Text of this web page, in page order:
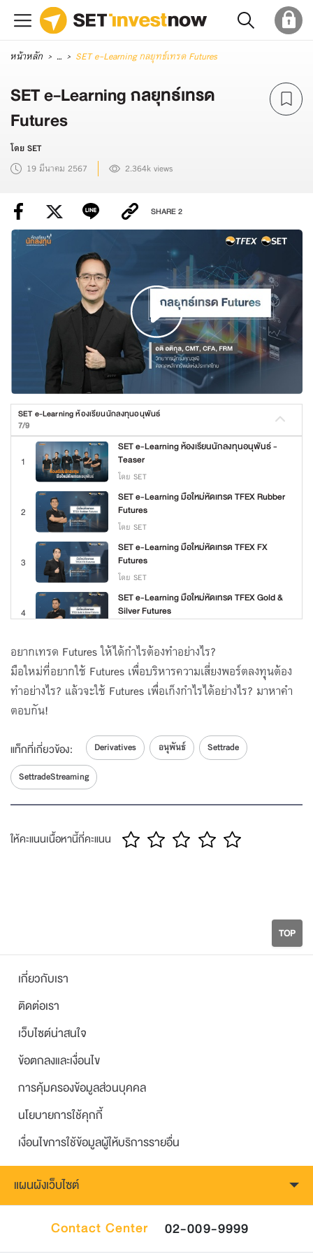
หน้าหลัก ... SET e-Learning กลยุทธ์เทรด Futures
SET e-Learning กลยุทธ์เทรด
Futures
โดย SET
19 มีนาคม 2567
2.364k views
SHARE2
SET e-Learning ห้องเรียนนักลงทุนอนุพันธ์
7/9
1
SET e-Learning ห้องเรียนนักลงทุนอนุพันธ์ -
Teaser
โดย SET
2
SET e-Learning มือใหม่หัดเทรด TFEX Rubber
Futures
โดย SET
3
SET e-Learning มือใหม่หัดเทรด TFEX FX
Futures
โดย SET
4
SET e-Learning มือใหม่หัดเทรด TFEX Gold &
Silver Futures
5
SET e-Learning มือใหม่หัดเทรด SET50 &
Stock Futures
โดย SET
6
SET e-Learning กลยุทธ์เทรด Options
SET e-Learning กลยุทธ์เทรด Futures
โดย SET
SET e-Learning เทรดอนุพันธ์ออนไลน์ง่ายแค่
อยากเทรด Futures ให้ได้กำไรต้องทำอย่างไร?
มือใหม่ที่อยากใช้ Futures เพื่อบริหารความเสี่ยงพอร์ตลงทุนต้อง
ทำอย่างไร? แล้วจะใช้ Futures เพื่อเก็งกำไรได้อย่างไร? มาหาคำ
ตอบกัน!
แท็กที่เกี่ยวข้อง: Derivatives อนุพันธ์
Settrade
SettradeStreaming
ให้คะแนนเนื้อหานี้กี่คะแนน
TOP
เกี่ยวกับเรา
ติดต่อเรา
เว็บไซต์น่าสนใจ
ข้อตกลงและเงื่อนไข
การคุ้มครองข้อมูลส่วนบุคคล
นโยบายการใช้คุกกี้
เงื่อนไขการใช้ข้อมูลผู้ให้บริการรายอื่น
แผนผังเว็บไซต์
Contact Center 02-009-9999